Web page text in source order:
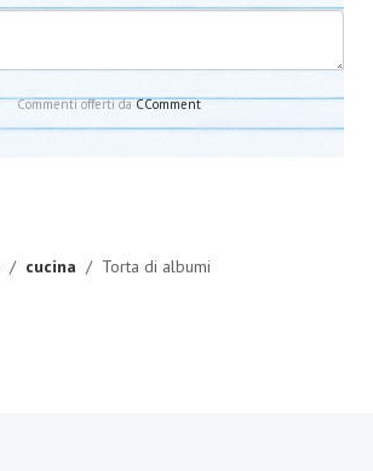
Commenti offerti daCComment
cucina Torta di albumi